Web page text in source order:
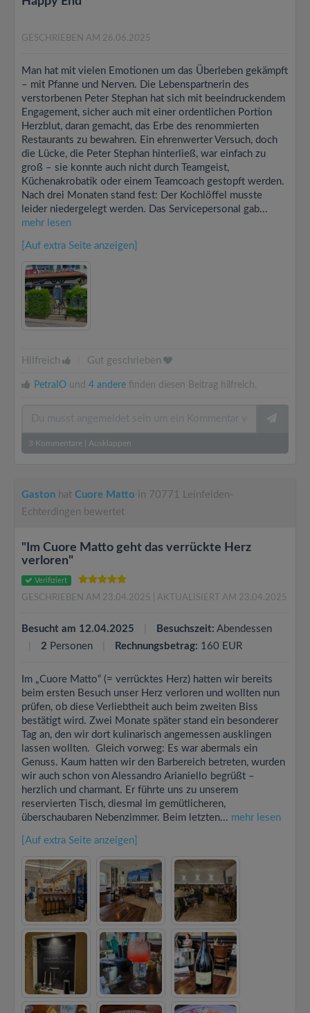
GESCHRIEBEN AM 26.06.2025
Man hat mit vielen Emotionen um das Überleben gekämpft
– mit Pfanne und Nerven. Die Lebenspartnerin des
verstorbenen Peter Stephan hat sich mit beeindruckendem
Engagement, sicher auch mit einer ordentlichen Portion
Herzblut, daran gemacht, das Erbe des renommierten
Restaurants zu bewahren. Ein ehrenwerter Versuch, doch
die Lücke, die Peter Stephan hinterließ, war einfach zu
groß – sie konnte auch nicht durch Teamgeist,
Küchenakrobatik oder einem Teamcoach gestopft werden.
Nach drei Monaten stand fest: Der Kochlöffel musste
leider niedergelegt werden. Das Servicepersonal gab...
mehr lesen
[Auf extra Seite anzeigen]
Hilfreich Gut geschrieben
PetraIO und 4 andere finden diesen Beitrag hilfreich.
3 Kommentare Ausklappen
Gaston hat Cuore Matto in 70771 Leinfelden-
Echterdingen bewertet
"Im Cuore Matto geht das verrückte Herz
verloren"
Verifiziert
GESCHRIEBEN AM 23.04.2025 | AKTUALISIERT AM 23.04.2025
Besucht am 12.04.2025 Besuchszeit: Abendessen
2 Personen Rechnungsbetrag: 160 EUR
Im „Cuore Matto“ (= verrücktes Herz) hatten wir bereits
beim ersten Besuch unser Herz verloren und wollten nun
prüfen, ob diese Verliebtheit auch beim zweiten Biss
bestätigt wird. Zwei Monate später stand ein besonderer
Tag an, den wir dort kulinarisch angemessen ausklingen
lassen wollten. Gleich vorweg: Es war abermals ein
Genuss. Kaum hatten wir den Barbereich betreten, wurden
wir auch schon von Alessandro Arianiello begrüßt –
herzlich und charmant. Er führte uns zu unserem
reservierten Tisch, diesmal im gemütlicheren,
überschaubaren Nebenzimmer. Beim letzten... mehr lesen
[Auf extra Seite anzeigen]